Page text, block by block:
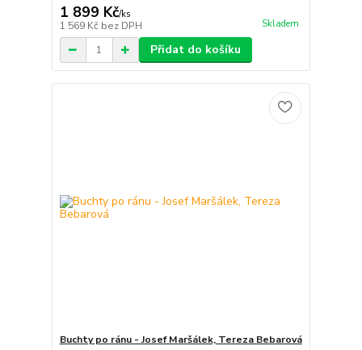
1 899 Kč/ks
1 569 Kč bez DPH Skladem
Přidat do košíku
Buchty po ránu - Josef Maršálek, Tereza Bebarová